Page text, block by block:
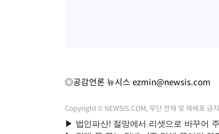
◎공감언론 뉴시스 ezmin@newsis.com
Copyright © NEWSIS.COM, 무단 전재 및 재배포 금지